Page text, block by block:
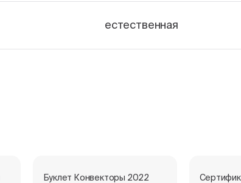
естественная
Буклет Конвекторы 2022